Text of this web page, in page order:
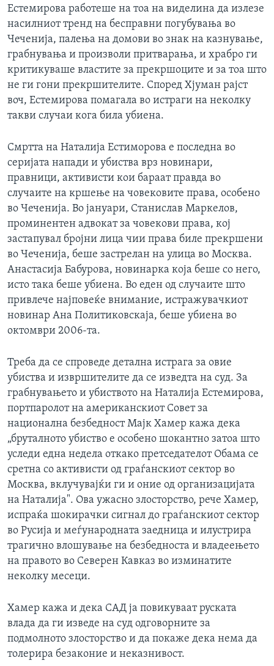
Естемирова работеше на тоа на виделина да излезе
насилниот тренд на бесправни погубувања во
Чеченија, палења на домови во знак на казнување,
грабнувања и произволи притварања, и храбро ги
критикуваше властите за прекршоците и за тоа што
не ги гони прекршителите. Според Хјуман рајст
воч, Естемирова помагала во истраги на неколку
такви случаи кога била убиена.
Смртта на Наталија Естиморова е последна во
серијата напади и убиства врз новинари,
правници, активисти кои бараат правда во
случаите на кршење на човековите права, особено
во Чеченија. Во јануари, Станислав Маркелов,
проминентен адвокат за човекови права, кој
застапувал бројни лица чии права биле прекршени
во Чеченија, беше застрелан на улица во Москва.
Анастасија Бабурова, новинарка која беше со него,
исто така беше убиена. Во еден од случаите што
привлече најповеќе внимание, истражувачкиот
новинар Ана Политиковскаја, беше убиена во
октомври 2006-та.
Треба да се спроведе детална истрага за овие
убиства и извршителите да се изведта на суд. За
грабнувањето и убиството на Наталија Естемирова,
портпаролот на американскиот Совет за
национална безбедност Мајк Хамер кажа дека
„бруталното убиство е особено шокантно затоа што
уследи една недела откако претседателот Обама се
сретна со активисти од граѓанскиот сектор во
Москва, вклучувајќи ги и оние од организацијата
на Наталија". Ова ужасно злосторство, рече Хамер,
испраќа шокирачки сигнал до граѓанскиот сектор
во Русија и меѓународната заедница и илустрира
трагично влошување на безбедноста и владеењето
на правото во Северен Кавказ во изминатите
неколку месеци.
Хамер кажа и дека САД ја повикуваат руската
влада да ги изведе на суд одговорните за
подмолното злосторство и да покаже дека нема да
толерира безаконие и неказнивост.